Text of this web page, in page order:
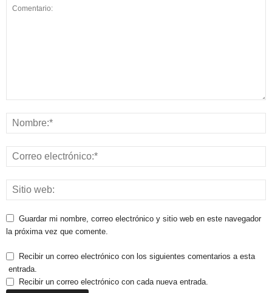
Guardar mi nombre, correo electrónico y sitio web en este navegador
la próxima vez que comente.
Recibir un correo electrónico con los siguientes comentarios a esta
entrada.
Recibir un correo electrónico con cada nueva entrada.